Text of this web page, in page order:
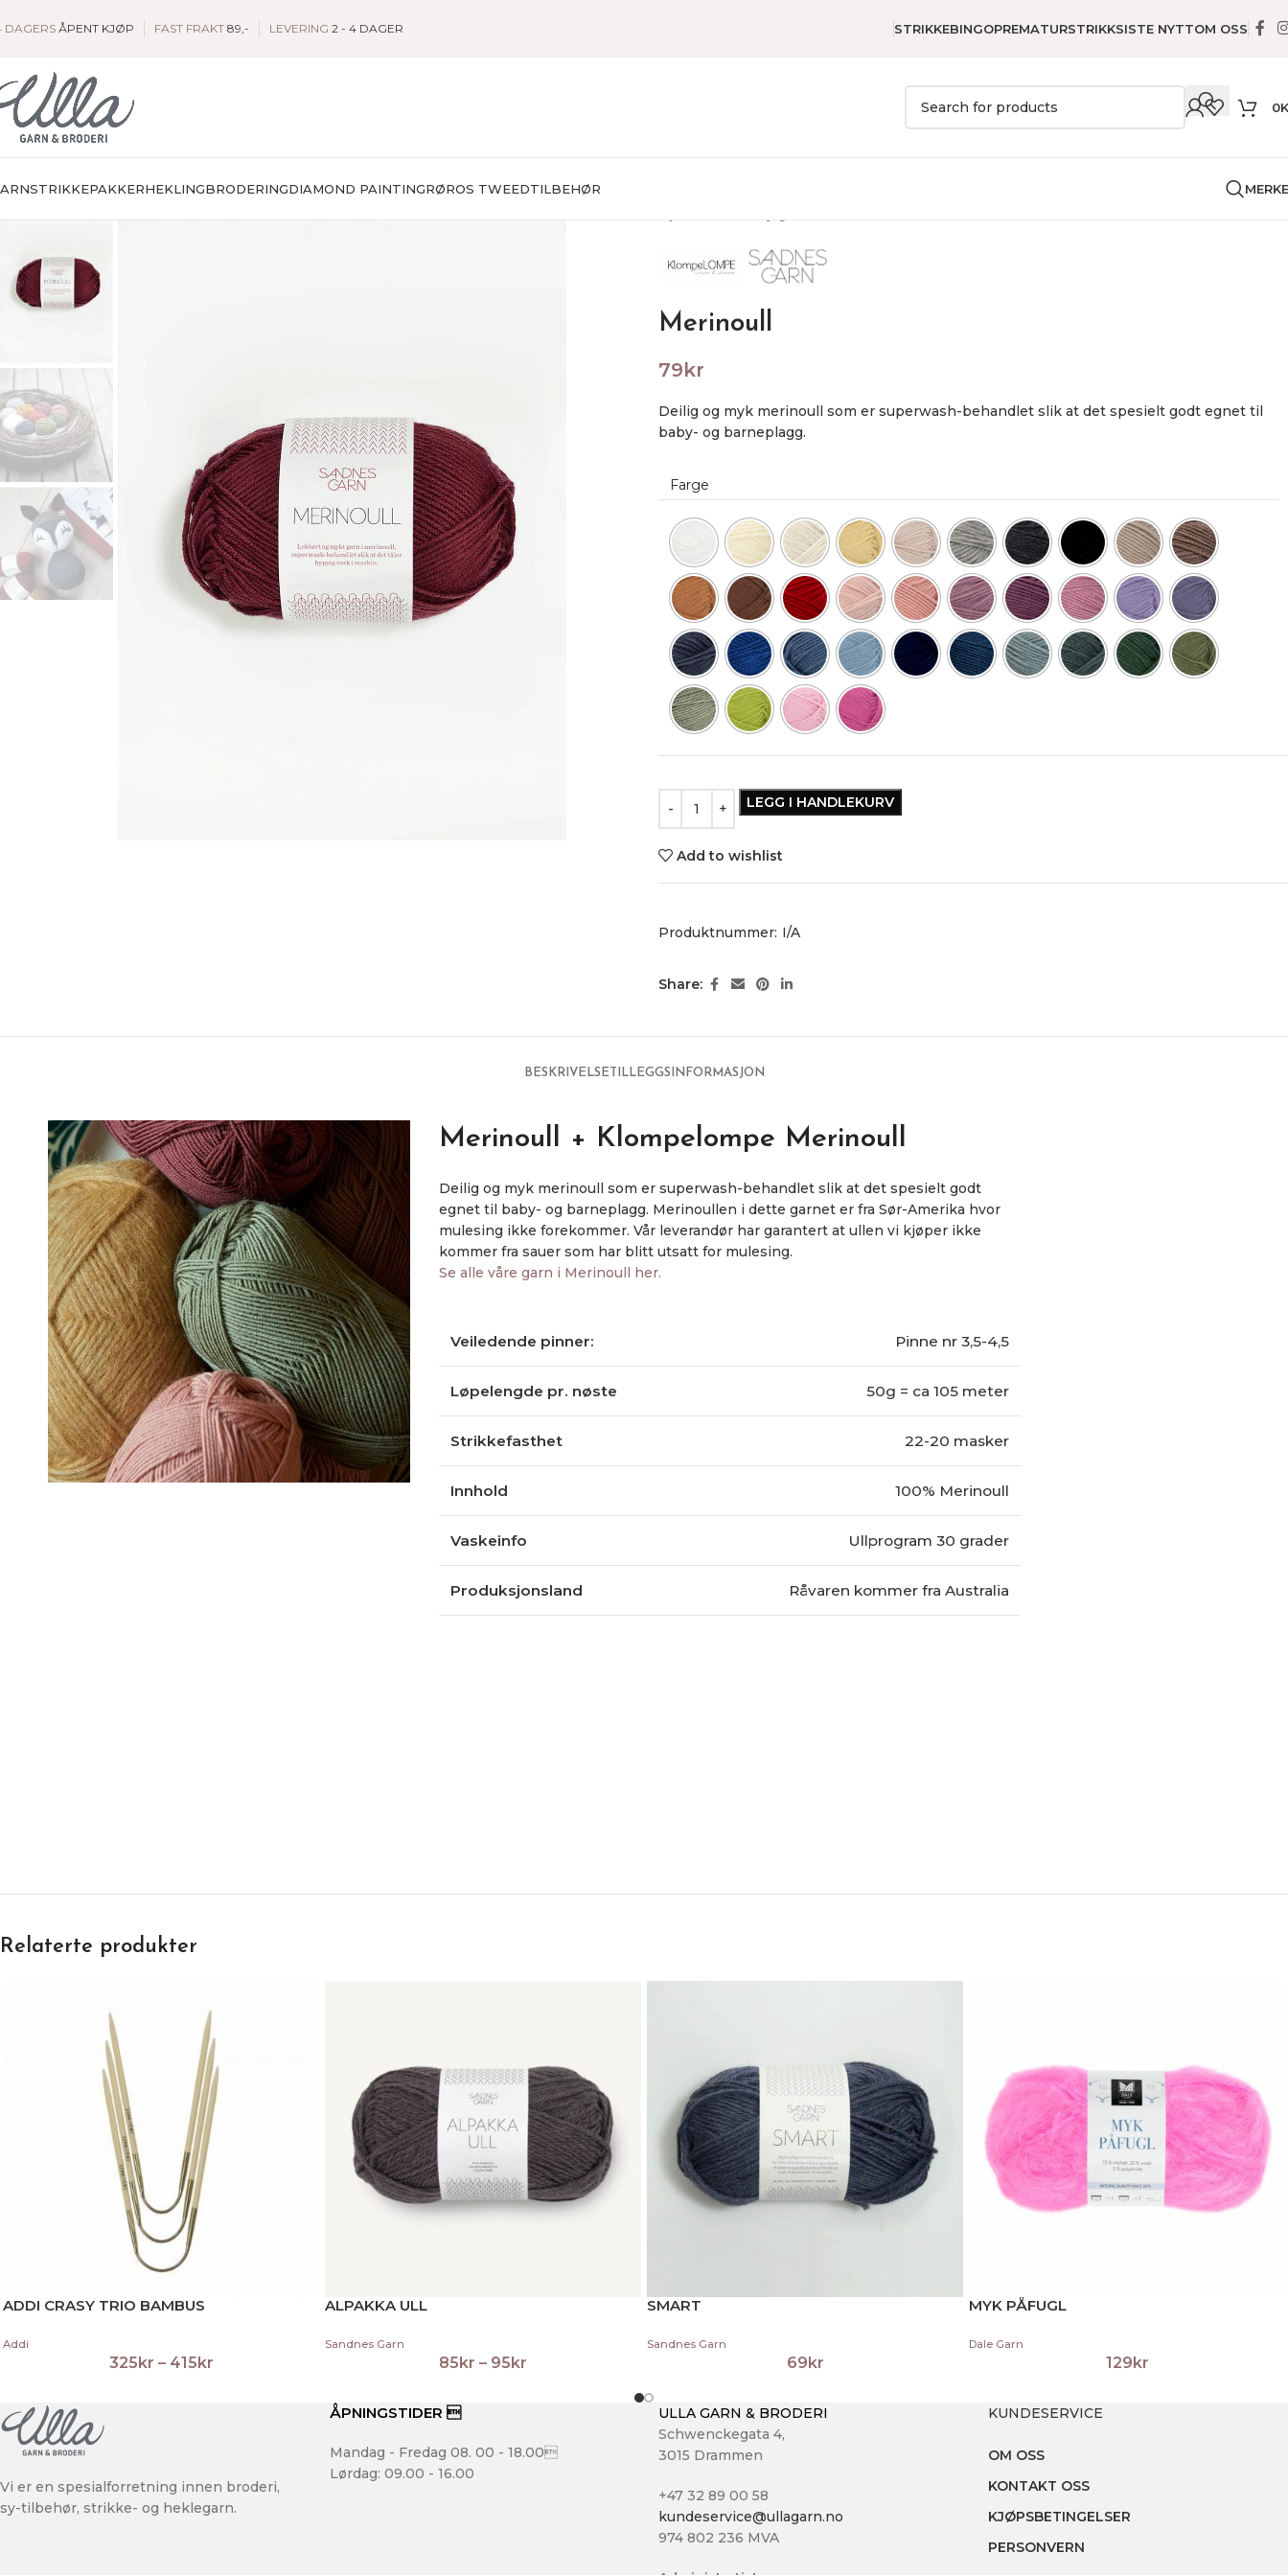
DAGERS ÅPENT KJØP FAST FRAKT 89,- LEVERING 2 - 4 DAGER STRIKKEBINGOPREMATURSTRIKKSISTE NYTTOM OSS
0
STRIKKEPAKKERHEKLINGBRODERINGDIAMOND PAINTINGRØROS TWEEDTILBEHØR
Merinoull
79kr
Deilig og myk merinoull som er superwash-behandlet slik at det spesielt godt egnet til
baby- og barneplagg.
Farge
LEGG I HANDLEKURV
Add to wishlist
Produktnummer: I/A
Share:
BESKRIVELSETILLEGGSINFORMASJON
Merinoull + Klompelompe Merinoull
Deilig og myk merinoull som er superwash-behandlet slik at det spesielt godt
egnet til baby- og barneplagg. Merinoullen i dette garnet er fra Sør-Amerika hvor
mulesing ikke forekommer. Vår leverandør har garantert at ullen vi kjøper ikke
kommer fra sauer som har blitt utsatt for mulesing.
Se alle våre garn i Merinoull her.
Veiledende pinner: Pinne nr 3,5-4,5
Løpelengde pr. nøste 50g = ca 105 meter
Strikkefasthet 22-20 masker
Innhold 100% Merinoull
Vaskeinfo Ullprogram 30 grader
Produksjonsland Råvaren kommer fra Australia
Relaterte produkter
ADDI CRASY TRIO BAMBUS
Addi
325 kr – 415 kr
ALPAKKA ULL
Sandnes Garn
85 kr – 95 kr
SMART
Sandnes Garn
69 kr
MYK PÅFUGL
Dale Garn
129 kr
Vi er en spesialforretning innen broderi,
sy-tilbehør, strikke- og heklegarn.
ÅPNINGSTIDER 
Mandag - Fredag 08. 00 - 18.00
Lørdag: 09.00 - 16.00
ULLA GARN & BRODERI
Schwenckegata 4,
3015 Drammen
+47 32 89 00 58
kundeservice@ullagarn.no
974 802 236 MVA
KUNDESERVICE
OM OSS
KONTAKT OSS
KJØPSBETINGELSER
PERSONVERN